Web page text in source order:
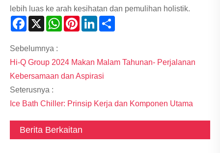
lebih luas ke arah kesihatan dan pemulihan holistik.
Facebook
X WhatsAppPinterestLinkedIn
Sebelumnya :
Hi-Q Group 2024 Makan Malam Tahunan- Perjalanan
Kebersamaan dan Aspirasi
Seterusnya :
Ice Bath Chiller: Prinsip Kerja dan Komponen Utama
Berita Berkaitan